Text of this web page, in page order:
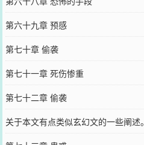
第六十九章 预感
第七十章 偷袭
第七十一章 死伤惨重
第七十二章 偷袭
关于本文有点类似玄幻文的一些阐述。